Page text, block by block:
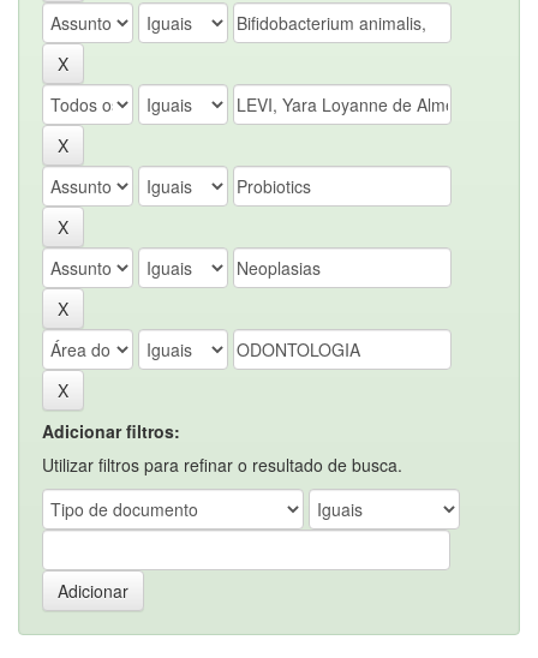
Adicionar filtros:
Utilizar filtros para refinar o resultado de busca.